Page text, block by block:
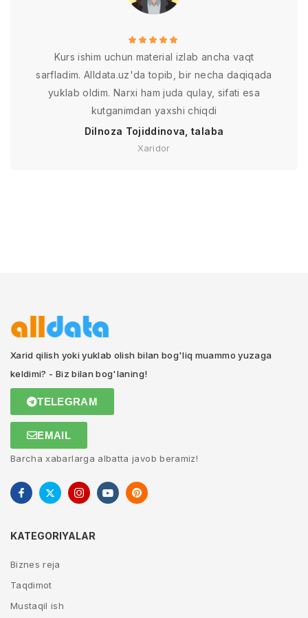
Kurs ishim uchun material izlab ancha vaqt
sarfladim. Alldata.uz'da topib, bir necha daqiqada
yuklab oldim. Narxi ham juda qulay, sifati esa
kutganimdan yaxshi chiqdi
Dilnoza Tojiddinova, talaba
Xaridor
Xarid qilish yoki yuklab olish bilan bog'liq muammo yuzaga
keldimi? - Biz bilan bog'laning!
TELEGRAM
EMAIL
Barcha xabarlarga albatta javob beramiz!
KATEGORIYALAR
Biznes reja
Taqdimot
Mustaqil ish